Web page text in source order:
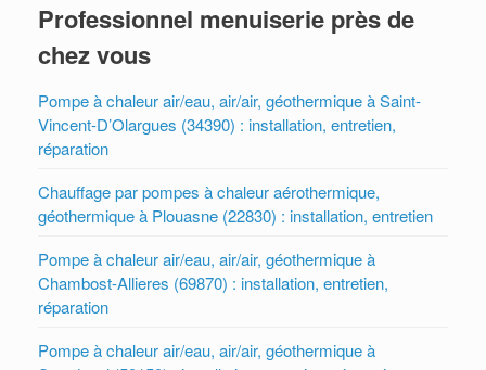
Professionnel menuiserie près de
chez vous
Pompe à chaleur air/eau, air/air, géothermique à Saint-
Vincent-D’Olargues (34390) : installation, entretien,
réparation
Chauffage par pompes à chaleur aérothermique,
géothermique à Plouasne (22830) : installation, entretien
Pompe à chaleur air/eau, air/air, géothermique à
Chambost-Allieres (69870) : installation, entretien,
réparation
Pompe à chaleur air/eau, air/air, géothermique à